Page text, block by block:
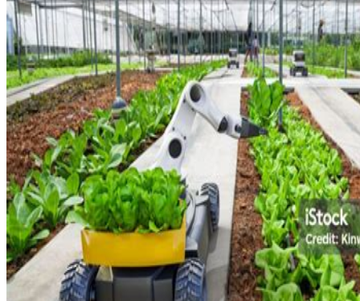
Sunnylife
Sun-Staches
Swimava
T
Tommee Tippee
Trunki
Tutti Bambini
Twistshake
TY Toys
U